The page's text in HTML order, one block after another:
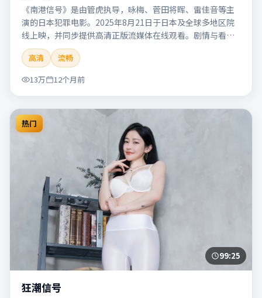
《南港信号》是由管虎执导，咏梅、菅田将晖、雷佳音等主
演的日本犯罪电影。2025年8月21日于日本及全球多地区院
线上映，并同步提供高清正版流媒体在线观看。剧情与看
点：聚焦案件与人性灰色地带，张力十足，兼具社会观察与
戏剧冲突。本片适合检索「南港信号」「管虎」「犯罪」
「日本」「2025」「2025-08-21上映」等关键词的影迷阅读
简介与主创信息。
高清
流畅
13万
12个月前
热门
99:25
狂潮信号